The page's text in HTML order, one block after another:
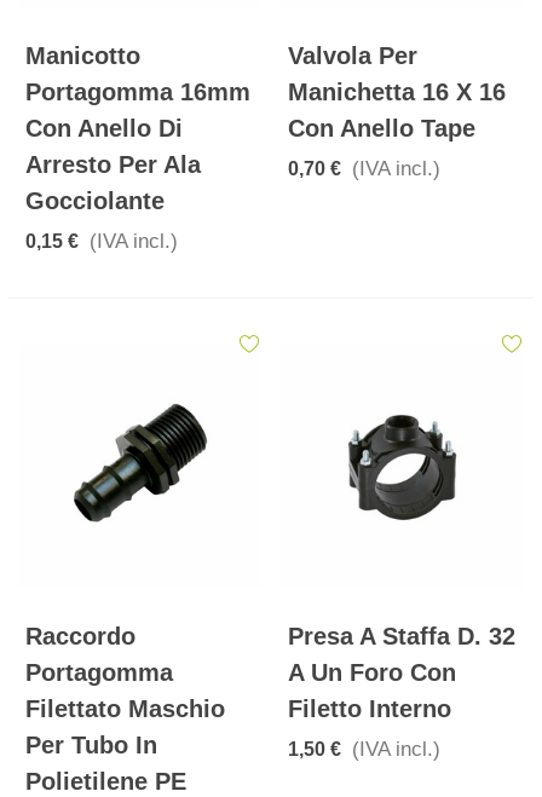
Manicotto
Portagomma 16mm
Con Anello Di
Arresto Per Ala
Gocciolante
0,15 € (IVA incl.)
Valvola Per
Manichetta 16 X 16
Con Anello Tape
0,70 € (IVA incl.)
Raccordo
Portagomma
Filettato Maschio
Per Tubo In
Polietilene PE
Presa A Staffa D. 32
A Un Foro Con
Filetto Interno
1,50 € (IVA incl.)